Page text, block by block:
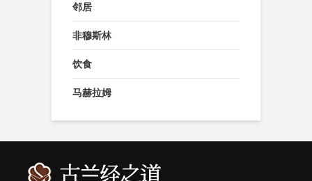
邻居
非穆斯林
饮食
马赫拉姆